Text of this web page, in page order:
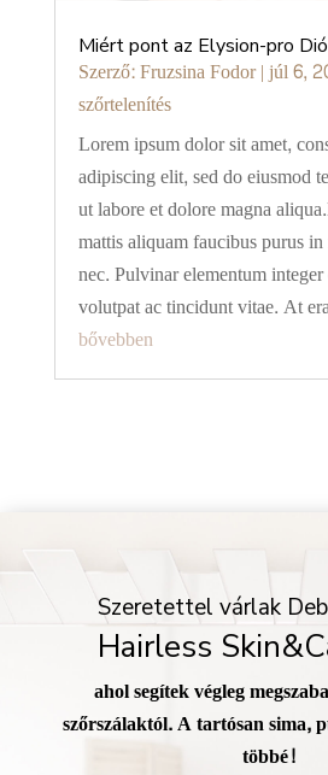
Miért pont az Elysion-pro
Szerző:Fruzsina Fodor|júl 6,
szőrtelenítés
Lorem ipsum dolor sit amet,
adipiscing elit, sed do eiusmod
ut labore et dolore magna
mattis aliquam faucibus purus
nec. Pulvinar elementum
volutpat ac tincidunt vitae. At
bővebben
Szeretettel várlak
Hairless
ahol segítek végleg
szőrszálaktól. A tartósan sima,
többé!